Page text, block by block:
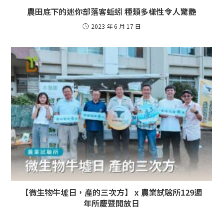
農田底下的迷你部落客蚯蚓 種類多樣性令人驚艷
2023 年 6 月 17 日
【微生物牛墟日，產的三次方】 x 農業試驗所129週
年所慶暨開放日